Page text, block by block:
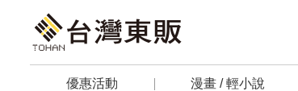
優惠活動 漫畫 / 輕小說